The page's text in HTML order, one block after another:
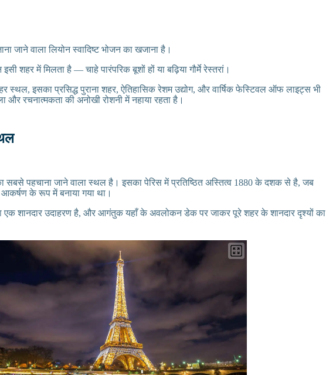
जाने वाला लियोन स्वादिष्ट भोजन का खजाना है।
शहर में मिलता है — चाहे पारंपरिक बूशों हों या बढ़िया गौर्मे रेस्तरां।
स्थल, इसका प्रसिद्ध पुराना शहर, ऐतिहासिक रेशम उद्योग, और वार्षिक फेस्टिवल ऑफ लाइट्स भी
और रचनात्मकता की अनोखी रोशनी में नहाया रहता है।
सबसे पहचाना जाने वाला स्थल है। इसका पेरिस में प्रतिष्ठित अस्तित्व 1880 के दशक से है, जब
के रूप में बनाया गया था।
एक शानदार उदाहरण है, और आगंतुक यहाँ के अवलोकन डेक पर जाकर पूरे शहर के शानदार दृश्यों का